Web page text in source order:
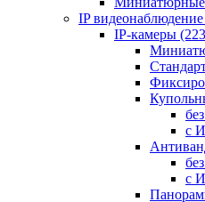
IP видеонаблюдение
IP-камеры
с
с